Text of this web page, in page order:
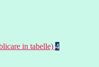
in tabelle) 4